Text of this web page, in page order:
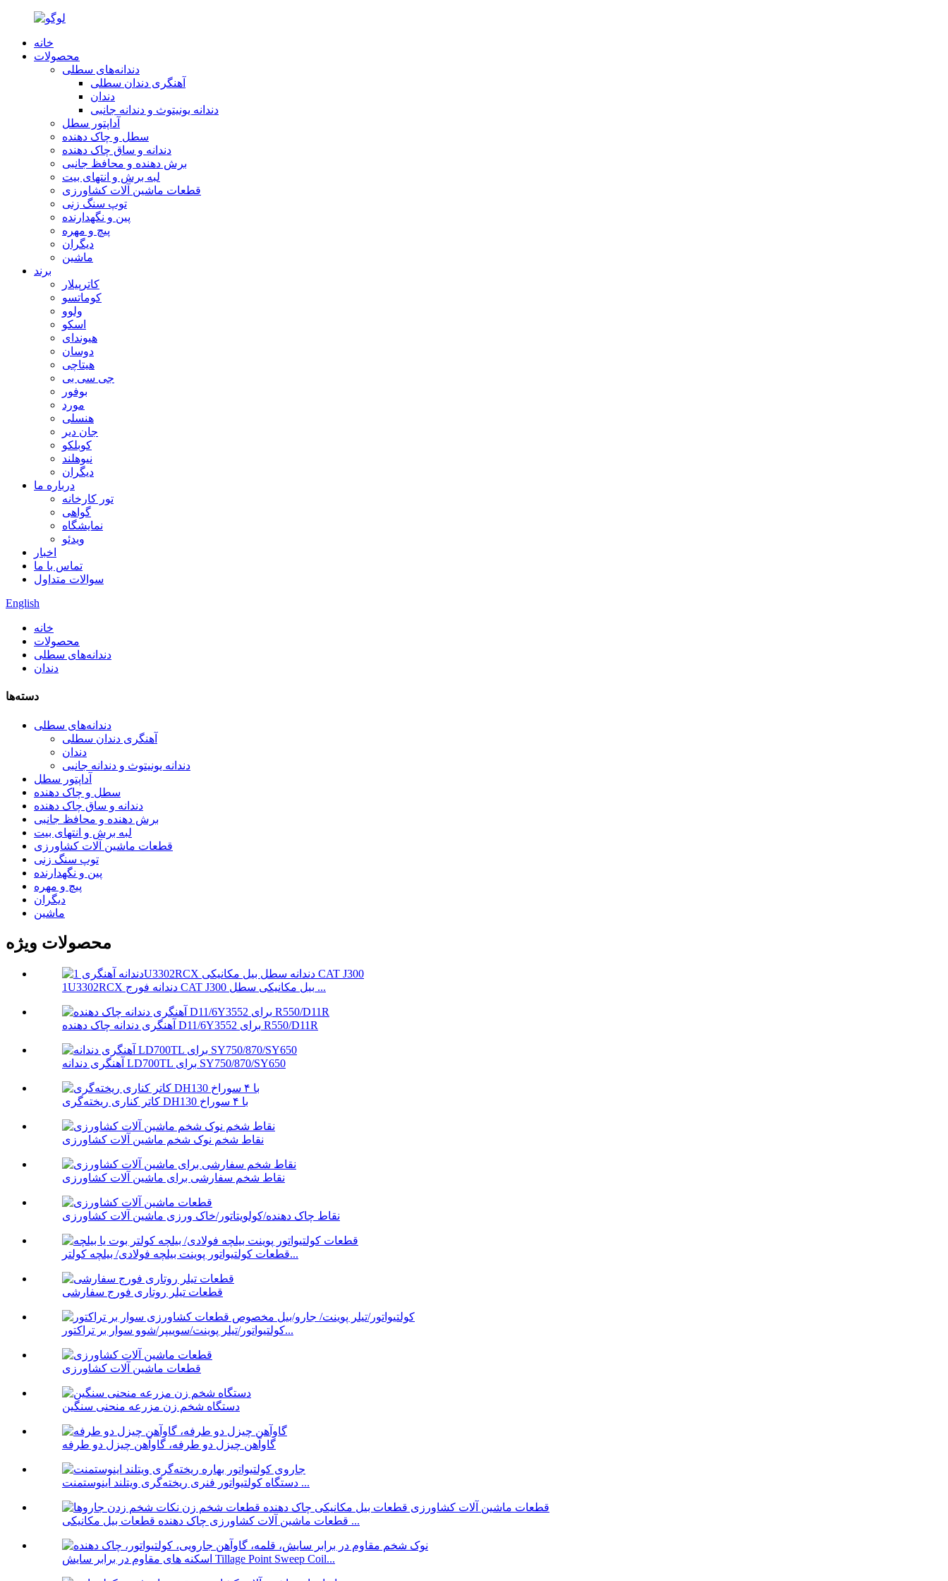
خانه
محصولات
دندانه‌های سطلی
آهنگری دندان سطلی
دندان
دندانه یونیتوث و دندانه جانبی
آداپتور سطل
سطل و چاک دهنده
دندانه و ساق چاک دهنده
برش دهنده و محافظ جانبی
لبه برش و انتهای بیت
قطعات ماشین آلات کشاورزی
توپ سنگ زنی
پین و نگهدارنده
پیچ و مهره
دیگران
ماشین
برند
کاترپیلار
کوماتسو
ولوو
اسکو
هیوندای
دوسان
هیتاچی
جی سی بی
بوفور
مورد
هنسلی
جان دیر
کوبلکو
نیوهلند
دیگران
درباره ما
تور کارخانه
گواهی
نمایشگاه
ویدئو
اخبار
تماس با ما
سوالات متداول
English
خانه
محصولات
دندانه‌های سطلی
دندان
دسته‌ها
دندانه‌های سطلی
آهنگری دندان سطلی
دندان
دندانه یونیتوث و دندانه جانبی
آداپتور سطل
سطل و چاک دهنده
دندانه و ساق چاک دهنده
برش دهنده و محافظ جانبی
لبه برش و انتهای بیت
قطعات ماشین آلات کشاورزی
توپ سنگ زنی
پین و نگهدارنده
پیچ و مهره
دیگران
ماشین
محصولات ویژه
1U3302RCX دندانه فورج CAT J300 بیل مکانیکی سطل ...
آهنگری دندانه چاک دهنده D11/6Y3552 برای R550/D11R
آهنگری دندانه LD700TL برای SY750/870/SY650
کاتر کناری ریخته‌گری DH130 با ۴ سوراخ
نقاط شخم نوک شخم ماشین آلات کشاورزی
نقاط شخم سفارشی برای ماشین آلات کشاورزی
نقاط چاک دهنده/کولویتاتور/خاک ورزی ماشین آلات کشاورزی
قطعات کولتیواتور پوینت بیلچه فولادی/ بیلچه کولتر...
قطعات تیلر روتاری فورج سفارشی
کولتیواتور/تیلر پوینت/سوییپر/شوو سوار بر تراکتور...
قطعات ماشین آلات کشاورزی
دستگاه شخم زن مزرعه منحنی سنگین
گاوآهن چیزل دو طرفه، گاوآهن چیزل دو طرفه
دستگاه کولتیواتور فنری ریخته‌گری ویتلند اینوستمنت ...
قطعات ماشین آلات کشاورزی چاک دهنده قطعات بیل مکانیکی ...
اسکنه های مقاوم در برابر سایش Tillage Point Sweep Coil...